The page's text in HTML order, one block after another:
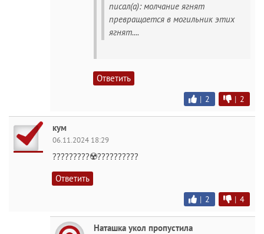
писал(а): молчание ягнят
превращается в могильник этих
ягнят....
Ответить
| 2 | 2
кум
06.11.2024 18:29
???????‍??☢️??????????
Ответить
| 2 | 4
Наташка укол пропустила